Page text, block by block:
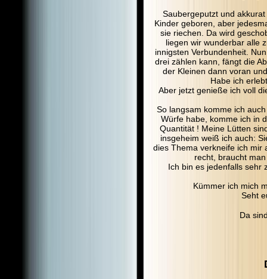
Saubergeputzt und
Kinder geboren, aber
sie riechen. Da wird
liegen wir wunderbar alle
innigsten Verbundenheit.
drei zählen kann, fängt die
der Kleinen dann voran
Habe ich
Aber jetzt genieße ich voll
So langsam komme ich
Würfe habe, komme ich in
Quantität ! Meine Lütten
insgeheim weiß ich auch:
dies Thema verkneife ich mir
recht, braucht
Ich bin es jedenfalls sehr
Kümmer ich mich
Seht
Da